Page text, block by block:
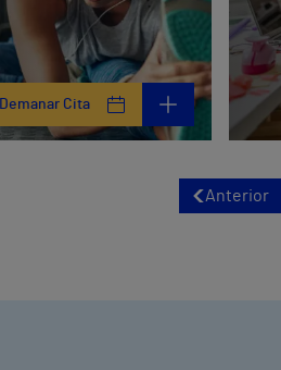
Demanar Cita
Anterior